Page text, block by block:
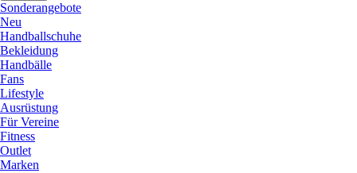
Sonderangebote
Neu
Handballschuhe
Bekleidung
Handbälle
Fans
Lifestyle
Ausrüstung
Für Vereine
Fitness
Outlet
Marken